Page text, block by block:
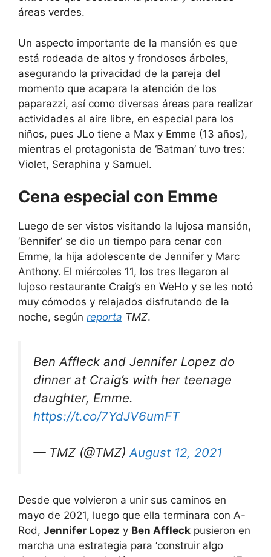
áreas verdes.
Un aspecto importante de la mansión es que
está rodeada de altos y frondosos árboles,
asegurando la privacidad de la pareja del
momento que acapara la atención de los
paparazzi, así como diversas áreas para realizar
actividades al aire libre, en especial para los
niños, pues JLo tiene a Max y Emme (13 años),
mientras el protagonista de ‘Batman’ tuvo tres:
Violet, Seraphina y Samuel.
Cena especial con Emme
Luego de ser vistos visitando la lujosa mansión,
‘Bennifer’ se dio un tiempo para cenar con
Emme, la hija adolescente de Jennifer y Marc
Anthony. El miércoles 11, los tres llegaron al
lujoso restaurante Craig’s en WeHo y se les notó
muy cómodos y relajados disfrutando de la
noche, según reporta TMZ.
Ben Affleck and Jennifer Lopez do
dinner at Craig’s with her teenage
daughter, Emme.
https://t.co/7YdJV6umFT
— TMZ (@TMZ)August 12, 2021
Desde que volvieron a unir sus caminos en
mayo de 2021, luego que ella terminara con A-
Rod, Jennifer Lopez y Ben Affleck pusieron en
marcha una estrategia para ‘construir algo